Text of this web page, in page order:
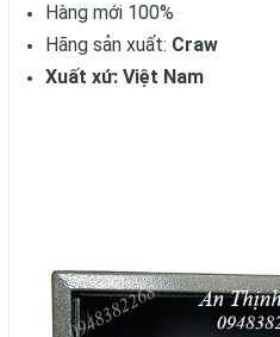
Hàng mới 100%
Hãng sản xuất: Craw
Xuất xứ: Việt Nam